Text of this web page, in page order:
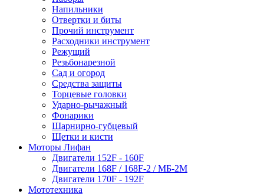
Напильники
Отвертки и биты
Прочий инструмент
Расходники инструмент
Режущий
Резьбонарезной
Сад и огород
Средства защиты
Торцевые головки
Ударно-рычажный
Фонарики
Шарнирно-губцевый
Щетки и кисти
Моторы Лифан
Двигатели 152F - 160F
Двигатели 168F / 168F-2 / МБ-2М
Двигатели 170F - 192F
Мототехника